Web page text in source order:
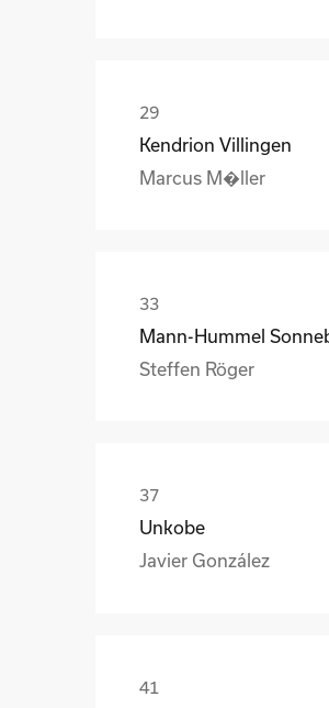
Kendrion Villingen
Marcus M�ller
Steffen Röger
Unkobe
Javier González